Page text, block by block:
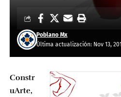
Última actualización: Nov 13,
Poblano Mx
Constr
uArte,